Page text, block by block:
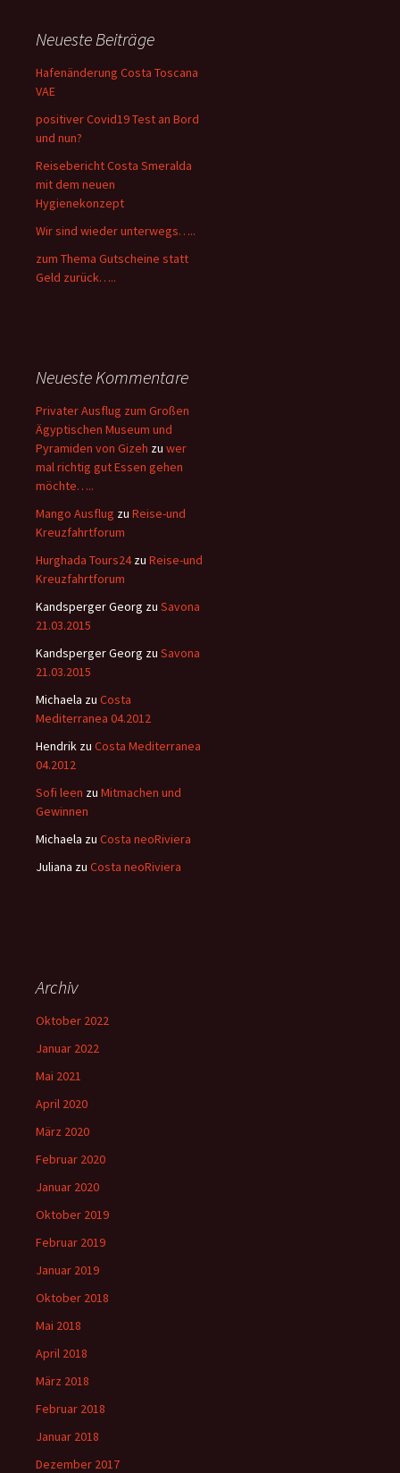
Neueste Beiträge
Hafenänderung Costa Toscana
VAE
positiver Covid19 Test an Bord
und nun?
Reisebericht Costa Smeralda
mit dem neuen
Hygienekonzept
Wir sind wieder unterwegs…..
zum Thema Gutscheine statt
Geld zurück…..
Neueste Kommentare
Privater Ausflug zum Großen
Ägyptischen Museum und
Pyramiden von Gizeh zu wer
mal richtig gut Essen gehen
möchte…..
Mango Ausflug zu Reise-und
Kreuzfahrtforum
Hurghada Tours24zu Reise-und
Kreuzfahrtforum
Kandsperger Georg zu Savona
21.03.2015
Kandsperger Georg zu Savona
21.03.2015
Michaela zu Costa
Mediterranea 04.2012
Hendrik zu Costa Mediterranea
04.2012
Sofi leen zu Mitmachen und
Gewinnen
Michaela zu Costa neoRiviera
Juliana zu Costa neoRiviera
Archiv
Oktober 2022
Januar 2022
Mai 2021
April 2020
März 2020
Februar 2020
Januar 2020
Oktober 2019
Februar 2019
Januar 2019
Oktober 2018
Mai 2018
April 2018
März 2018
Februar 2018
Januar 2018
Dezember 2017